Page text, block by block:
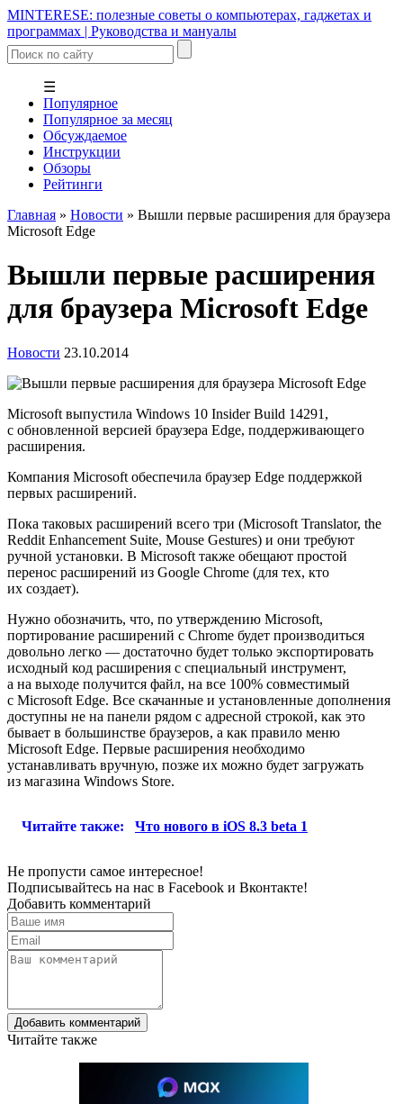
MINTERESE: полезные советы о компьютерах, гаджетах и
программах | Руководства и мануалы
☰
Популярное
Популярное за месяц
Обсуждаемое
Инструкции
Обзоры
Рейтинги
Главная » Новости » Вышли первые расширения для браузера
Microsoft Edge
Вышли первые расширения
для браузера Microsoft Edge
Новости 23.10.2014
Microsoft выпустила Windows 10 Insider Build 14291,
с обновленной версией браузера Edge, поддерживающего
расширения.
Компания Microsoft обеспечила браузер Edge поддержкой
первых расширений.
Пока таковых расширений всего три (Microsoft Translator, the
Reddit Enhancement Suite, Mouse Gestures) и они требуют
ручной установки. В Microsoft также обещают простой
перенос расширений из Google Chrome (для тех, кто
их создает).
Нужно обозначить, что, по утверждению Microsoft,
портирование расширений с Chrome будет производиться
довольно легко — достаточно будет только экспортировать
исходный код расширения с специальный инструмент,
а на выходе получится файл, на все 100% совместимый
с Microsoft Edge. Все скачанные и установленные дополнения
доступны не на панели рядом с адресной строкой, как это
бывает в большинстве браузеров, а как правило меню
Microsoft Edge. Первые расширения необходимо
устанавливать вручную, позже их можно будет загружать
из магазина Windows Store.
Читайте также: Что нового в iOS 8.3 beta 1
Не пропусти самое интересное!
Подписывайтесь на нас в Facebook и Вконтакте!
Добавить комментарий
Добавить комментарий
Читайте также